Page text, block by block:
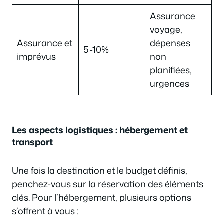
Assurance et
imprévus
5-10%
Assurance
voyage,
dépenses
non
planifiées,
urgences
Les aspects logistiques : hébergement et
transport
Une fois la destination et le budget définis,
penchez-vous sur la réservation des éléments
clés. Pour l’hébergement, plusieurs options
s’offrent à vous :